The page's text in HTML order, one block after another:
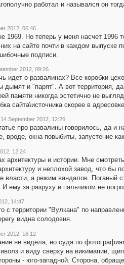
работал и назывался он
2012, 06:46
1969. Но теперь у меня насчет 1996
на сайте почти в каждом выпуске
подписи.
2012, 09:26
идет о развалинах? Все коробки
дымят и "парят". А вот территория,
памяти никогда эстетично не
сайта\источника скорее в
14 September 2012, 12:26
про развалины говорилось, да и
вроде, окна повыбиты, запустение
12:24
архитектуры и истории. Мне
и неплохой завод, что бы
власти, а режим вандалов. Поганый
И ему за разруху и пальчиком не
14:47
с территории "Вулкана" по
видна солодовня.
2012, 16:12
не видела, но судя по
и виду сверху на викимапии,
- юго-западной. Сторона,